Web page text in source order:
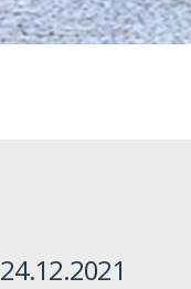
24.12.2021